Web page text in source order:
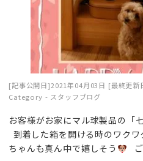
[記事公開日]2021年04月03日 [最終更新
Category - スタッフブログ
お客様がお家にマル球製品の「
到着した箱を開ける時のワク
ちゃんも真ん中で嬉しそう